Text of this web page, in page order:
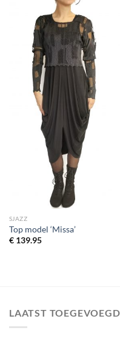
SJAZZ
Top model ‘Missa’
€139.95
LAATST TOEGEVOEGD